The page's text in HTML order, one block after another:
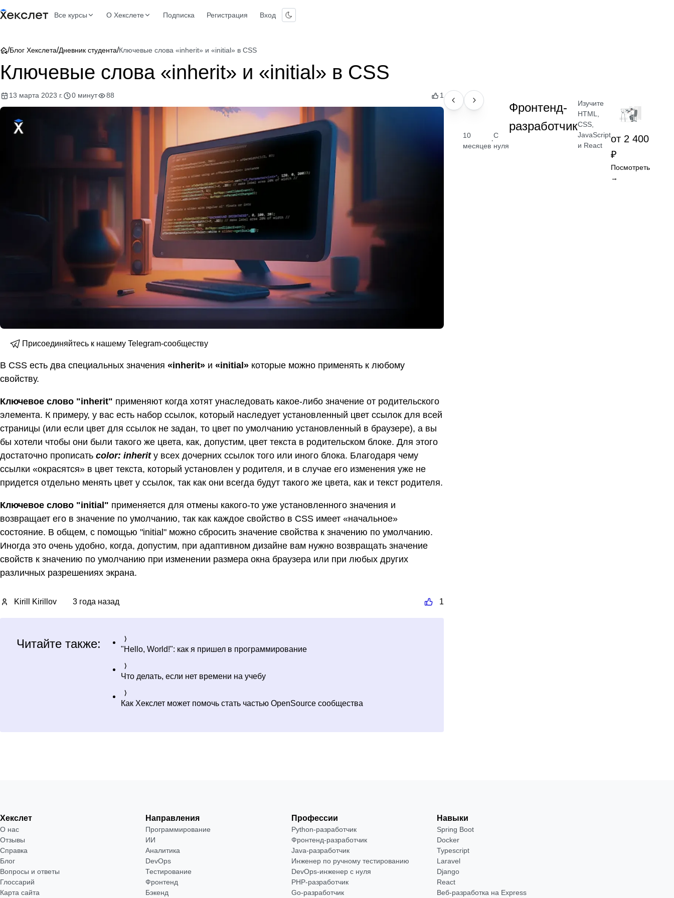
Все курсы О Хекслете Подписка Регистрация Вход
/Блог Хекслета/Дневник студента/Ключевые слова «inherit» и «initial» в CSS
Ключевые слова «inherit» и «initial» в CSS
13 марта 2023 г. 0 минут 88 1
Присоединяйтесь к нашему Telegram-сообществу
В CSS есть два специальных значения «inherit» и «initial» которые можно применять к любому
свойству.
Ключевое слово "inherit" применяют когда хотят унаследовать какое-либо значение от родительского
элемента. К примеру, у вас есть набор ссылок, который наследует установленный цвет ссылок для всей
страницы (или если цвет для ссылок не задан, то цвет по умолчанию установленный в браузере), а вы
бы хотели чтобы они были такого же цвета, как, допустим, цвет текста в родительском блоке. Для этого
достаточно прописать color: inheritу всех дочерних ссылок того или иного блока. Благодаря чему
ссылки «окрасятся» в цвет текста, который установлен у родителя, и в случае его изменения уже не
придется отдельно менять цвет у ссылок, так как они всегда будут такого же цвета, как и текст родителя.
Ключевое слово "initial" применяется для отмены какого-то уже установленного значения и
возвращает его в значение по умолчанию, так как каждое свойство в CSS имеет «начальное»
состояние. В общем, с помощью "initial" можно сбросить значение свойства к значению по умолчанию.
Иногда это очень удобно, когда, допустим, при адаптивном дизайне вам нужно возвращать значение
свойств к значению по умолчанию при изменении размера окна браузера или при любых других
различных разрешениях экрана.
Kirill Kirillov 3 года назад 1
Читайте также: "Hello, World!": как я пришел в программирование
Что делать, если нет времени на учебу
Как Хекслет может помочь стать частью OpenSource сообщества
ПРОФЕССИЯ
10
месяцев
·
С
нуля
Фронтенд-
разработчик
Изучите
HTML,
CSS,
JavaScript
и React
от 2 400
₽
Посмотреть
→
Хекслет
О нас
Отзывы
Справка
Блог
Вопросы и ответы
Глоссарий
Карта сайта
Направления
Программирование
ИИ
Аналитика
DevOps
Тестирование
Фронтенд
Бэкенд
Профессии
Python-разработчик
Фронтенд-разработчик
Java-разработчик
Инженер по ручному тестированию
DevOps-инженер с нуля
РНР-разработчик
Go-разработчик
Навыки
Spring Boot
Docker
Typescript
Laravel
Django
React
Веб-разработка на Express